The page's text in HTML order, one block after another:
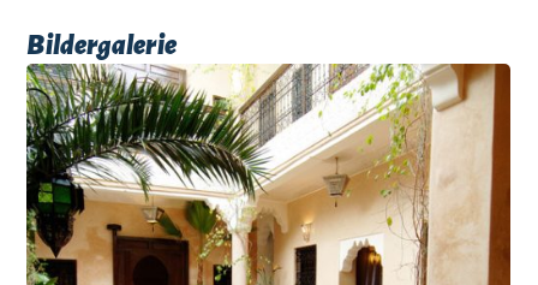
Bildergalerie